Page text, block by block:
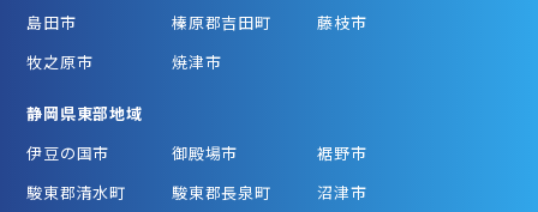
島田市
榛原郡吉田町
藤枝市
牧之原市
焼津市
静岡県東部地域
伊豆の国市
御殿場市
裾野市
駿東郡清水町
駿東郡長泉町
沼津市